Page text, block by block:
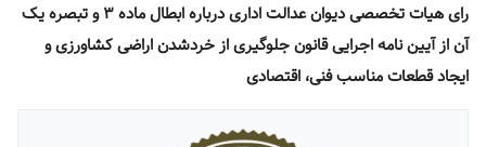
رای هیات تخصصی دیوان عدالت اداری درباره ابطال ماده ۳ و تبصره یک
آن از آیین نامه اجرایی قانون جلوگیری از خردشدن اراضی کشاورزی و
ایجاد قطعات مناسب فنی، اقتصادی